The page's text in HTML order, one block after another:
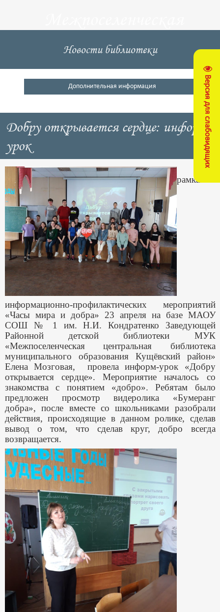
Версия для слабовидящих
центральная
библиотека
Кущевский район
Новости библиотеки
Дополнительная информация
Добру открывается сердце: информ-
урок
В
рамках
информационно-профилактических мероприятий
«Часы мира и добра» 23 апреля на базе МАОУ
СОШ № 1 им. Н.И. Кондратенко Заведующей
Районной детской библиотеки МУК
«Межпоселенческая центральная библиотека
муниципального образования Кущёвский район»
Елена Мозговая, провела информ-урок «Добру
открывается сердце». Мероприятие началось со
знакомства с понятием «добро». Ребятам было
предложен просмотр видеролика «Бумеранг
добра», после вместе со школьниками разобрали
действия, происходящие в данном ролике, сделав
вывод о том, что сделав круг, добро всегда
возвращается.